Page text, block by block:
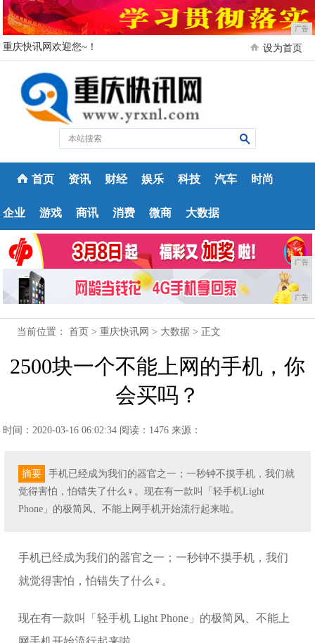
广告
重庆快讯网欢迎您~！ 设为首页
首页 资讯 财经 娱乐 科技 汽车 时尚
企业 游戏 商讯 消费 微商 大数据
广告
广告
当前位置：首页 >重庆快讯网 > 大数据 > 正文
2500块一个不能上网的手机，你
会买吗？
时间：2020-03-16 06:02:34 阅读：1476 来源：
摘要
手机已经成为我们的器官之一；一秒钟不摸手机，我们就
觉得害怕，怕错失了什么‍♀️。现在有一款叫「轻手机Light
Phone」的极简风、不能上网手机开始流行起来啦。
手机已经成为我们的器官之一；一秒钟不摸手机，我们
就觉得害怕，怕错失了什么‍♀️。
现在有一款叫「轻手机 Light Phone」的极简风、不能上